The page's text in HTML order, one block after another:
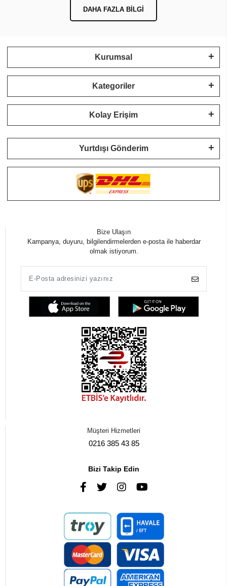
DAHA FAZLA BILGI
Kurumsal
Kategoriler
Kolay Erişim
Yurtdışı Gönderim
Bize Ulaşın
Kampanya, duyuru, bilgilendirmelerden e-posta ile haberdar
olmak istiyorum.
Müşteri Hizmetleri
0216 385 43 85
Bizi Takip Edin